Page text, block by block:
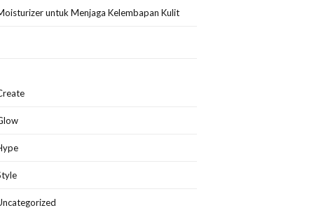
untuk Menjaga Kelembapan Kulit